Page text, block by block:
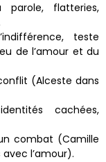
flatteries,
teste
de l’amour et du
(Alceste dans
cachées,
combat (Camille
l’amour).